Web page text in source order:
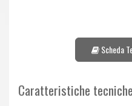
Scheda
Caratteristiche tecniche